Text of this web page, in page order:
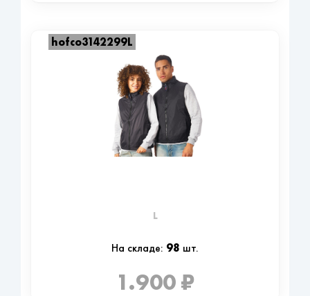
L
На складе: 98 шт.
1.900 ₽
hofco3142299L